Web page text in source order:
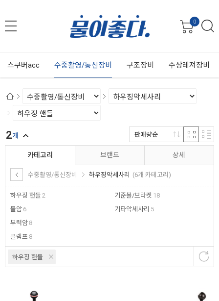
0
스쿠버acc 수중촬영/통신장비 구조장비 수상레져장비
카테고리
수중촬영/통신장비 하우징악세사리 (6개 카테고리)
하우징 핸들 2
볼암 6
부력암 8
클램프 8
기준볼/브라켓 18
기타악세사리 5
브랜드 상세
하우징 핸들
2개 판매량순